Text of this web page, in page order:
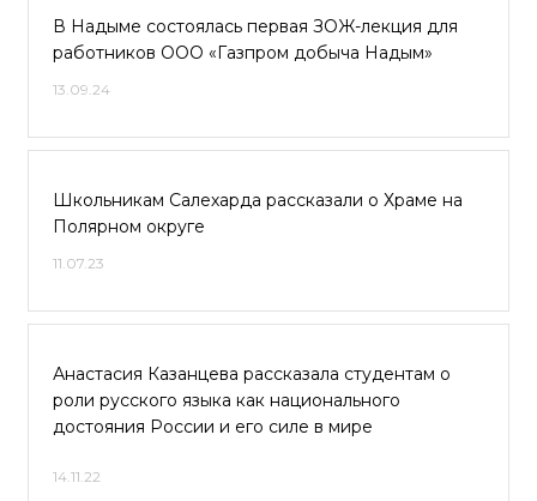
В Надыме состоялась первая ЗОЖ-лекция для
работников ООО «Газпром добыча Надым»
13.09.24
Школьникам Салехарда рассказали о Храме на
Полярном округе
11.07.23
Анастасия Казанцева рассказала студентам о
роли русского языка как национального
достояния России и его силе в мире
14.11.22